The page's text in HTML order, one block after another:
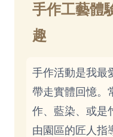
手作工藝體
趣
手作活動是我最
帶走實體回憶。
作、藍染、或是
由園區的匠人指